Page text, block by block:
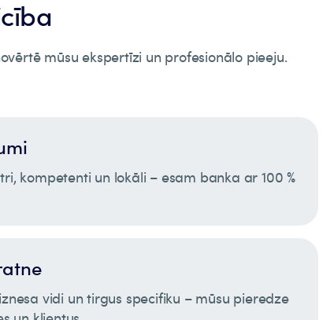
mūsu ekspertīzi un profesionālo pieeju.
kompetenti un lokāli – esam banka ar 100 %
vidi un tirgus specifiku – mūsu pieredze